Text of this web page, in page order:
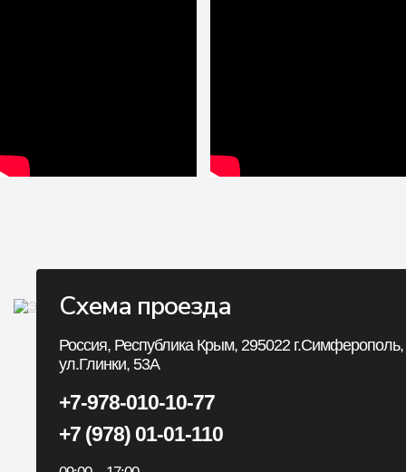
Схема проезда
Россия, Республика Крым, 295022 г.Симферополь,
ул.Глинки, 53А
+7-978-010-10-77
+7 (978) 01-01-110
Личный